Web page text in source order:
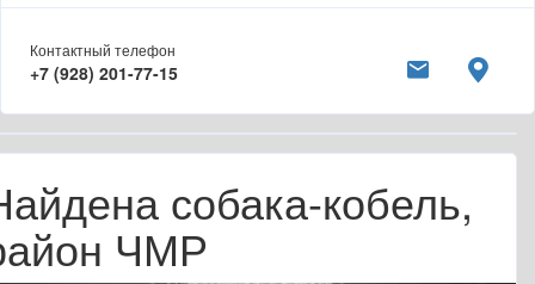
Контактный телефон
+7 (928) 201-77-15
собака-кобель,
ЧМР